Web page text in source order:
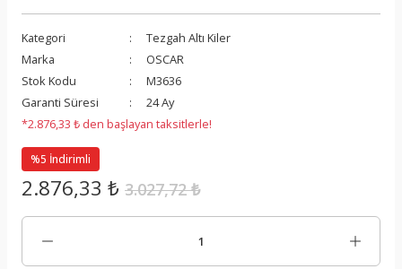
Kategori
Tezgah Altı Kiler
Marka
OSCAR
Stok Kodu
M3636
Garanti Süresi
24 Ay
*2.876,33 ₺ den başlayan taksitlerle!
%5 İndirimli
2.876,33 ₺ 3.027,72 ₺